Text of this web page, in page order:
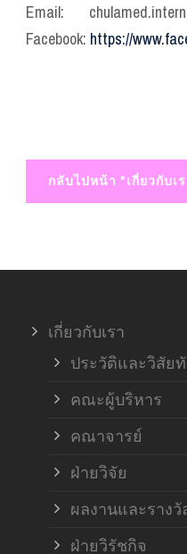
Email:
Facebook: https://
กลับไปหน้า "เกี่ยวกับเ
เกี่ยวกับเรา
ประวัติและวิสัย
คณะผู้บริหาร
คณาจารย์
ฝ่ายวิจัย
ผลงานและรางวั
ฝ่ายวิรัชกิจ